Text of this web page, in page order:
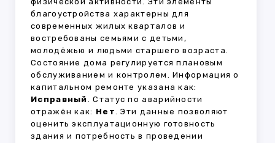
благоустройства характерны для
современных жилых кварталов и
востребованы семьями с детьми,
молодёжью и людьми старшего возраста.
Состояние дома регулируется плановым
обслуживанием и контролем. Информация о
капитальном ремонте указана как:
Исправный . Статус по аварийности
отражён как: Нет. Эти данные позволяют
оценить эксплуатационную готовность
здания и потребность в проведении